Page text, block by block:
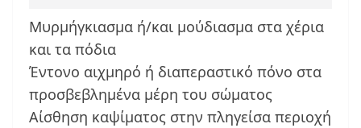
Μυρμήγκιασμα ή/και μούδιασμα στα χέρια
και τα πόδια
Έντονο αιχμηρό ή διαπεραστικό πόνο στα
προσβεβλημένα μέρη του σώματος
Αίσθηση καψίματος στην πληγείσα περιοχή